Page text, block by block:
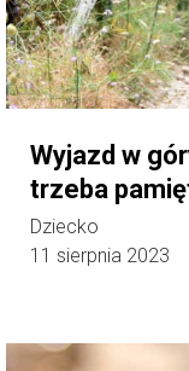
Wyjazd w
trzeba
Dziecko
11 sierpnia 2023